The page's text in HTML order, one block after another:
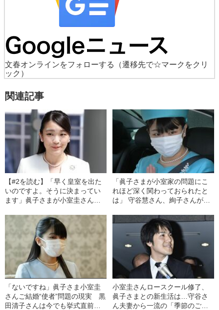
文春オンラインをフォローする
（遷移先で☆マークをクリ
ック）
関連記事
【#2を読む】「早く皇室を出た
いのですよ。そうに決まってい
ます」眞子さまが小室圭さんと
「眞子さまが小室家の問題にこ
れほど深く関わっておられたと
は」 守谷慧さん、絢子さんが語
「ないですね」眞子さま小室圭
さんご結婚“使者”問題の現実 黒
田清子さんは今でも挙式直前の
小室圭さんロースクール修了、
眞子さまとの新生活は…守谷さ
ん夫妻から一流の「季節のご挨